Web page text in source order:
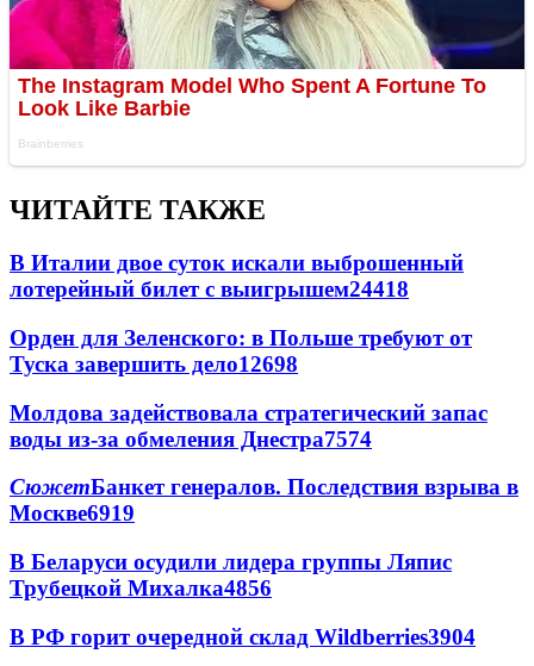
ЧИТАЙТЕ ТАКЖЕ
В Италии двое суток искали выброшенный
лотерейный билет с выигрышем24418
Орден для Зеленского: в Польше требуют от
Туска завершить дело12698
Молдова задействовала стратегический запас
воды из-за обмеления Днестра7574
СюжетБанкет генералов. Последствия взрыва в
Москве6919
В Беларуси осудили лидера группы Ляпис
Трубецкой Михалка4856
В РФ горит очередной склад Wildberries3904